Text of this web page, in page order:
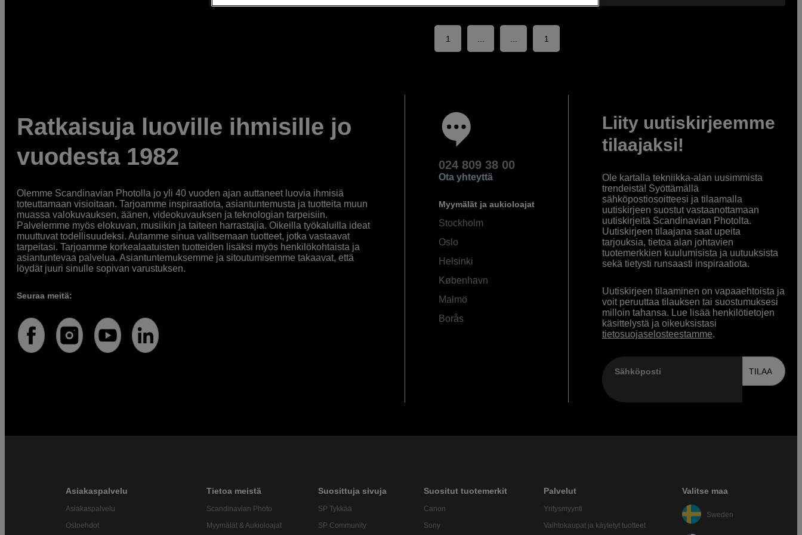
1 1
Ratkaisuja luoville ihmisille jo
vuodesta 1982
Olemme Scandinavian Photolla jo yli 40 vuoden ajan auttaneet luovia ihmisiä
toteuttamaan visioitaan. Tarjoamme inspiraatiota, asiantuntemusta ja tuotteita muun
muassa valokuvauksen, äänen, videokuvauksen ja teknologian tarpeisiin.
Palvelemme myös elokuvan, musiikin ja taiteen harrastajia. Oikeilla työkaluilla ideat
muuttuvat todellisuudeksi. Autamme sinua valitsemaan tuotteet, jotka vastaavat
tarpeitasi. Tarjoamme korkealaatuisten tuotteiden lisäksi myös henkilökohtaista ja
asiantuntevaa palvelua. Asiantuntemuksemme ja sitoutumisemme takaavat, että
löydät juuri sinulle sopivan varustuksen.
Seuraa meitä:
024 809 38 00
Ota yhteyttä
Myymälät ja aukioloajat
Stockholm
Oslo
Helsinki
København
Malmö
Borås
Liity uutiskirjeemme
tilaajaksi!
Ole kartalla tekniikka-alan uusimmista
trendeistä! Syöttämällä
sähköpostiosoitteesi ja tilaamalla
uutiskirjeen suostut vastaanottamaan
uutiskirjeitä Scandinavian Photolta.
Uutiskirjeen tilaajana saat upeita
tarjouksia, tietoa alan johtavien
tuotemerkkien kuulumisista ja uutuuksista
sekä tietysti runsaasti inspiraatiota.
Uutiskirjeen tilaaminen on vapaaehtoista ja
voit peruuttaa tilauksen tai suostumuksesi
milloin tahansa. Lue lisää henkilötietojen
käsittelystä ja oikeuksistasi
tietosuojaselosteestamme.
Sähköposti TILAA
Asiakaspalvelu
Asiakaspalvelu
Ostoehdot
Tietoa meistä
Scandinavian Photo
Myymälät & Aukioloajat
Suosittuja sivuja
SP Tykkää
SP Community
Suositut tuotemerkit
Canon
Sony
Palvelut
Yritysmyynti
Vaihtokaupat ja käytetyt tuotteet
Valitse maa
Sweden